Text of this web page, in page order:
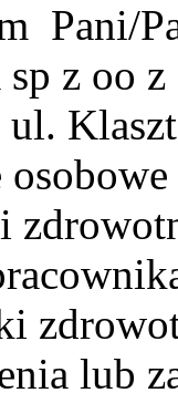
Pani/
z oo z
lub